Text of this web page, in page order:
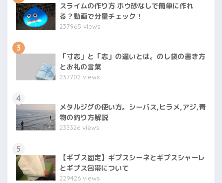
スライムの作り方 ホウ砂なしで簡単に作れ
る？動画で分量チェック！
237965 views
3
「寸志」と「志」の違いとは。のし袋の書き方
とお礼の言葉
237702 views
4
メタルジグの使い方。シーバス,ヒラメ,アジ,青
物の釣り方解説
233326 views
5
【ギプス固定】ギプスシーネとギプスシャーレ
とギプス包帯について
229426 views